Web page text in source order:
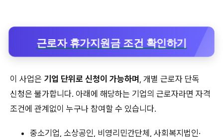
근로자 휴가지원금 조건 확인하기
이 사업은 기업 단위로 신청이 가능하며 , 개별 근로자 단독
신청은 불가합니다. 아래에 해당하는 기업의 근로자라면 자격
조건에 관계없이 누구나 참여할 수 있습니다.
중소기업, 소상공인, 비영리민간단체, 사회복지법인·